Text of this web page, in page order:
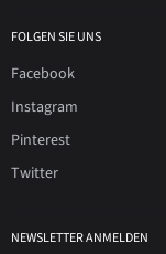
FOLGEN SIE UNS
Facebook
Instagram
Pinterest
Twitter
NEWSLETTER ANMELDEN